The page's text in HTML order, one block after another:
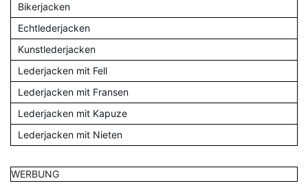
Bikerjacken
Echtlederjacken
Kunstlederjacken
Lederjacken mit Fell
Lederjacken mit Fransen
Lederjacken mit Kapuze
Lederjacken mit Nieten
WERBUNG